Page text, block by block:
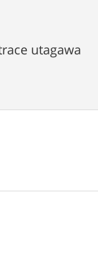
utagawa